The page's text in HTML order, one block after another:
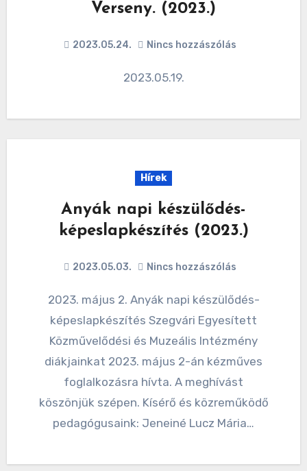
Verseny. (2023.)
2023.05.24. Nincs hozzászólás
2023.05.19.
Hírek
Anyák napi készülődés-
képeslapkészítés (2023.)
2023.05.03. Nincs hozzászólás
2023. május 2. Anyák napi készülődés-
képeslapkészítés Szegvári Egyesített
Közművelődési és Muzeális Intézmény
diákjainkat 2023. május 2-án kézműves
foglalkozásra hívta. A meghívást
köszönjük szépen. Kísérő és közreműködő
pedagógusaink: Jeneiné Lucz Mária…